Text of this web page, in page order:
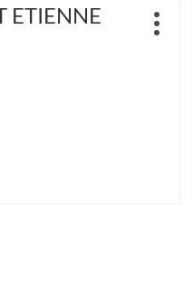
ETIENNE
Plus